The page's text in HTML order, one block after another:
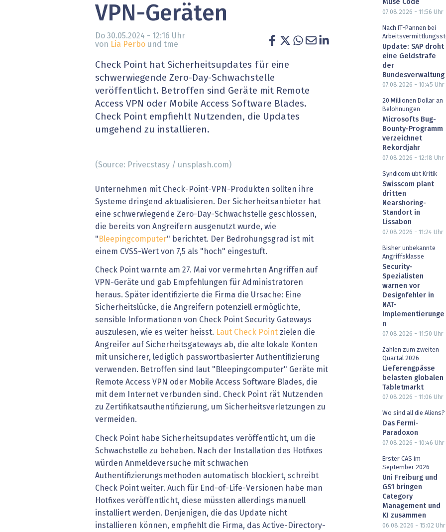
» alle News Gesundheit wird digital
EU-DSGVO
XaaS, Managed Services & Co.
Digital Banking
» alle Dossiers
Artificial Intelligence
Fintech & Insurtech
Professional AV & Digital Signage
VPN-Geräten
Do 30.05.2024 - 12:16 Uhr
von Lia Perbo und tme
Check Point hat Sicherheitsupdates für eine
schwerwiegende Zero-Day-Schwachstelle
veröffentlicht. Betroffen sind Geräte mit Remote
Access VPN oder Mobile Access Software Blades.
Check Point empfiehlt Nutzenden, die Updates
umgehend zu installieren.
(Source: Privecstasy / unsplash.com)
Unternehmen mit Check-Point-VPN-Produkten sollten ihre
Systeme dringend aktualisieren. Der Sicherheitsanbieter hat
eine schwerwiegende Zero-Day-Schwachstelle geschlossen,
die bereits von Angreifern ausgenutzt wurde, wie
" Bleepingcomputer" berichtet. Der Bedrohungsgrad ist mit
einem CVSS-Wert von 7,5 als "hoch" eingestuft.
Check Point warnte am 27. Mai vor vermehrten Angriffen auf
VPN-Geräte und gab Empfehlungen für Administratoren
heraus. Später identifizierte die Firma die Ursache: Eine
Sicherheitslücke, die Angreifern potenziell ermöglichte,
sensible Informationen von Check Point Security Gateways
auszulesen, wie es weiter heisst. Laut Check Point zielen die
Angreifer auf Sicherheitsgateways ab, die alte lokale Konten
mit unsicherer, lediglich passwortbasierter Authentifizierung
verwenden. Betroffen sind laut "Bleepingcomputer" Geräte mit
Remote Access VPN oder Mobile Access Software Blades, die
mit dem Internet verbunden sind. Check Point rät Nutzenden
zu Zertifikatsauthentifizierung, um Sicherheitsverletzungen zu
vermeiden.
Check Point habe Sicherheitsupdates veröffentlicht, um die
Schwachstelle zu beheben. Nach der Installation des Hotfixes
würden Anmeldeversuche mit schwachen
Authentifizierungsmethoden automatisch blockiert, schreibt
Check Point weiter. Auch für End-of-Life-Versionen habe man
Hotfixes veröffentlicht, diese müssten allerdings manuell
installiert werden. Denjenigen, die das Update nicht
installieren können, empfiehlt die Firma, das Active-Directory-
Muse Code
07.08.2026 - 11:56 Uhr
Nach IT-Pannen bei
Update: SAP droht
eine Geldstrafe
der
Bundesverwaltung
07.08.2026 - 10:45 Uhr
20 Millionen Dollar an
Belohnungen
Microsofts Bug-
Bounty-Programm
verzeichnet
Rekordjahr
07.08.2026 - 12:18 Uhr
Syndicom übt Kritik
Swisscom plant
dritten
Nearshoring-
Standort in
Lissabon
07.08.2026 - 11:24 Uhr
Bisher unbekannte
Angriffsklasse
Security-
Spezialisten
warnen vor
Designfehler in
NAT-
Implementierunge
n
07.08.2026 - 11:50 Uhr
Zahlen zum zweiten
Quartal 2026
Lieferengpässe
belasten globalen
Tabletmarkt
07.08.2026 - 11:06 Uhr
Wo sind all die Aliens?
Das Fermi-
Paradoxon
07.08.2026 - 10:46 Uhr
Erster CAS im
September 2026
Uni Freiburg und
GS1 bringen
Category
Management und
KI zusammen
06.08.2026 - 15:02 Uhr